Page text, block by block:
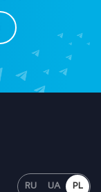
RU UA PL